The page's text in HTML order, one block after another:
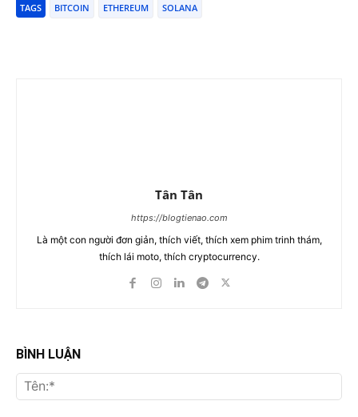
TAGS BITCOIN ETHEREUM SOLANA
Tân Tân
https://blogtienao.com
Là một con người đơn giản, thích viết, thích xem phim trinh thám,
thích lái moto, thích cryptocurrency.
BÌNH LUẬN